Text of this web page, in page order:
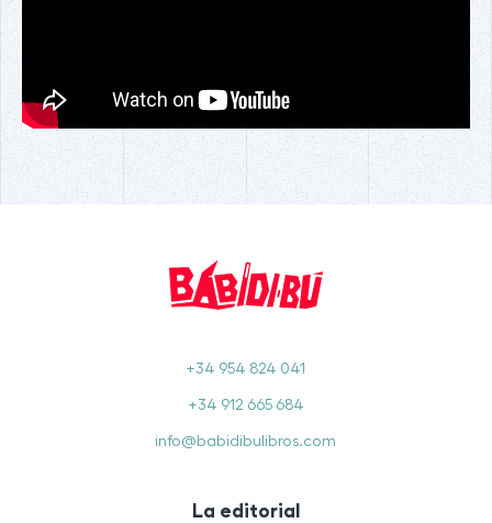
+34 954 824 041
+34 912 665 684
info@babidibulibros.com
La editorial